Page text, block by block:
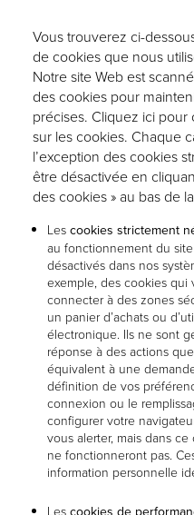
Vous trouverez ci-
de cookies que nous
Notre site Web est
des cookies pour
précises. Cliquez ici pour
sur les cookies. Chaque
l’exception des cookies
être désactivée en
des cookies » au bas de
Les cookies strictement
au fonctionnement du
désactivés dans nos
exemple, des cookies
connecter à des zones
un panier d’achats ou
électronique. Ils ne sont
réponse à des actions
équivalent à une
définition de vos
connexion ou le
configurer votre
vous alerter, mais dans
ne fonctionneront pas.
information personnelle
Les cookies de